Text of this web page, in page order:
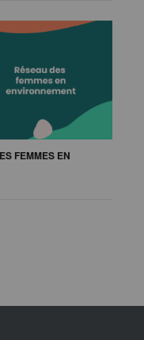
FEMMES EN